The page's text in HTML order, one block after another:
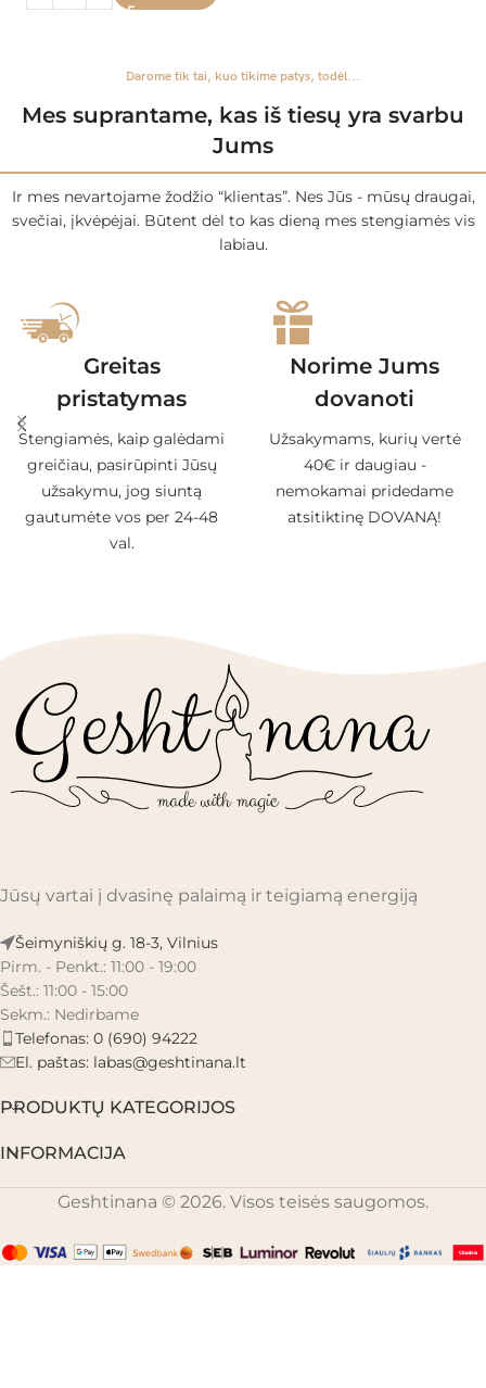
Darome tik tai, kuo tikime patys, todėl...
Mes suprantame, kas iš tiesų yra svarbu
Jums
Ir mes nevartojame žodžio “klientas”. Nes Jūs - mūsų draugai,
svečiai, įkvėpėjai. Būtent dėl to kas dieną mes stengiamės vis
labiau.
Greitas
pristatymas
Stengiamės, kaip galėdami
greičiau, pasirūpinti Jūsų
užsakymu, jog siuntą
gautumėte vos per 24-48
val.
Norime Jums
dovanoti
Užsakymams, kurių vertė
40€ ir daugiau -
nemokamai pridedame
atsitiktinę DOVANĄ!
Jūsų vartai į dvasinę palaimą ir teigiamą energiją
Šeimyniškių g. 18-3, Vilnius
Pirm. - Penkt.: 11:00 - 19:00
Šešt.: 11:00 - 15:00
Sekm.: Nedirbame
Telefonas: 0 (690) 94222
El. paštas: labas@geshtinana.lt
PRODUKTŲ KATEGORIJOS
INFORMACIJA
Geshtinana © 2026. Visos teisės saugomos.